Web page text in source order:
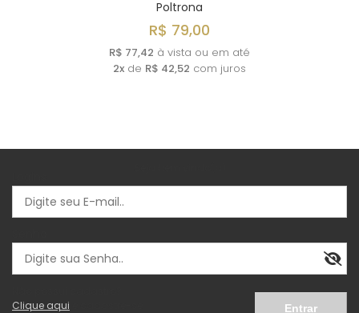
Poltrona
R$ 79,00
R$ 77,42 à vista ou em até
2x de R$ 42,52 com juros
Clique aqui